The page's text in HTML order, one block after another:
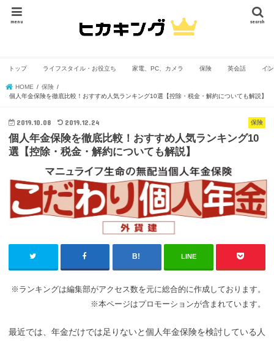
search
menu
トップ ライフスタイル・お役立ち 家電、PC、カメラ 保険 英会話 イ
HOME
保険
個人年金保険を徹底比較！おすすめ人気ランキング10選【控除・税金・解約についても解説】
保険
2019.10.08 2019.12.24
個人年金保険を徹底比較！おすすめ人気ランキング10
選【控除・税金・解約についても解説】
LINE
※ランキングは編集部がアクセス数を元に総合的に作成しております。
※本ページはプロモーションが含まれています。
最近では、年金だけでは足りないと個人年金保険を検討している人